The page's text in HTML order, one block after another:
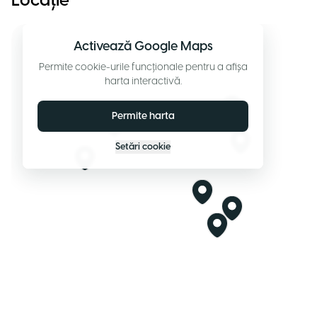
Activează Google Maps
Permite cookie-urile funcționale pentru a afișa
harta interactivă.
Permite harta
Setări cookie